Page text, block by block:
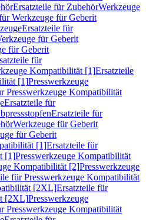
Ersatzteile für ZubehörWerkzeuge
Werkzeuge für Geberit
Ersatzteile für
für Geberit
für Geberit
für
Kompatibilität [1]Ersatzteile
[1]Presswerkzeuge
Presswerkzeuge Kompatibilität
Ersatzteile für
Ersatzteile für
Werkzeuge für Geberit
für Geberit
[1]Ersatzteile für
[1]Presswerkzeuge Kompatibilität
Kompatibilität [2]Presswerkzeuge
für Presswerkzeuge Kompatibilität
[2XL]Ersatzteile für
[2XL]Presswerkzeuge
Presswerkzeuge Kompatibilität